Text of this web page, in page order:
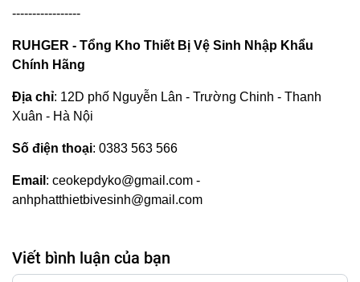
-----------------
RUHGER - Tổng Kho Thiết Bị Vệ Sinh Nhập Khẩu
Chính Hãng
Địa chỉ: 12D phố Nguyễn Lân - Trường Chinh - Thanh
Xuân - Hà Nội
Số điện thoại: 0383 563 566
Email : ceokepdyko@gmail.com -
anhphatthietbivesinh@gmail.com
Viết bình luận của bạn